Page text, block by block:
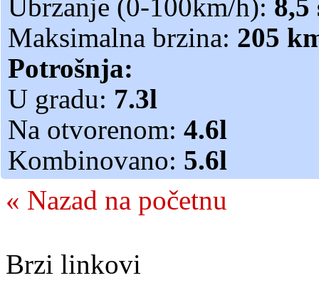
Ubrzanje (0-100km/h): 8,5
Maksimalna brzina: 205
Potrošnja:
U gradu: 7.3l
Na otvorenom: 4.6l
Kombinovano: 5.6l
« Nazad na početnu
Brzi linkovi